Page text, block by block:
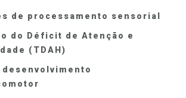
de processamento sensorial
do Déficit de Atenção e
(TDAH)